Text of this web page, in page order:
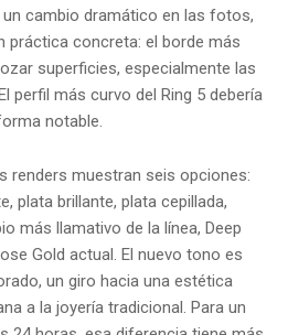
cambio dramático en las fotos,
práctica concreta: el borde más
superficies, especialmente las
perfil más curvo del Ring 5 debería
notable.
renders muestran seis opciones:
plata brillante, plata cepillada,
más llamativo de la línea, Deep
Gold actual. El nuevo tono es
un giro hacia una estética
a la joyería tradicional. Para un